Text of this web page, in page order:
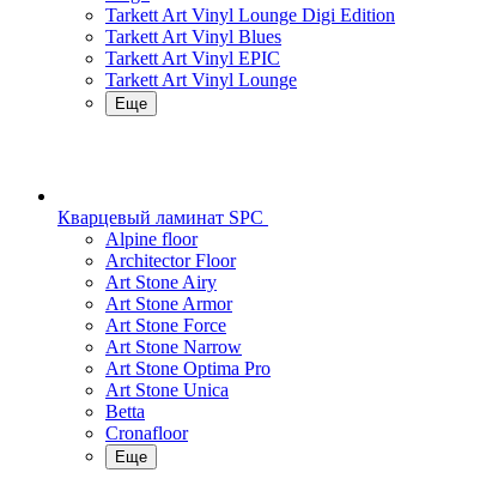
Tarkett Art Vinyl Lounge Digi Edition
Tarkett Art Vinyl Blues
Tarkett Art Vinyl EPIC
Tarkett Art Vinyl Lounge
Еще
Кварцевый ламинат SPC
Alpine floor
Architector Floor
Art Stone Airy
Art Stone Armor
Art Stone Force
Art Stone Narrow
Art Stone Optima Pro
Art Stone Unica
Betta
Cronafloor
Еще